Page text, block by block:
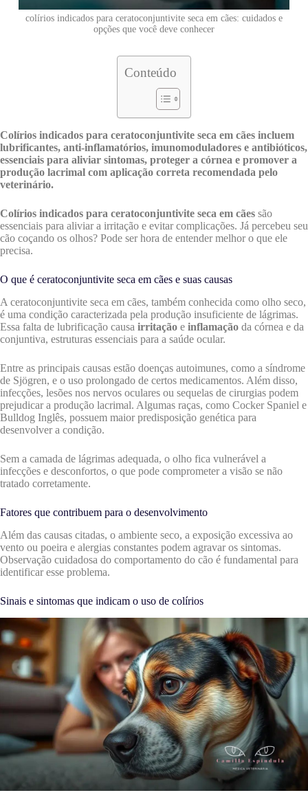
colírios indicados para ceratoconjuntivite seca em cães: cuidados e
opções que você deve conhecer
Conteúdo
Colírios indicados para ceratoconjuntivite seca em cães incluem
lubrificantes, anti-inflamatórios, imunomoduladores e antibióticos,
essenciais para aliviar sintomas, proteger a córnea e promover a
produção lacrimal com aplicação correta recomendada pelo
veterinário.
Colírios indicados para ceratoconjuntivite seca em cães são
essenciais para aliviar a irritação e evitar complicações. Já percebeu seu
cão coçando os olhos? Pode ser hora de entender melhor o que ele
precisa.
O que é ceratoconjuntivite seca em cães e suas causas
A ceratoconjuntivite seca em cães, também conhecida como olho seco,
é uma condição caracterizada pela produção insuficiente de lágrimas.
Essa falta de lubrificação causa irritação e inflamação da córnea e da
conjuntiva, estruturas essenciais para a saúde ocular.
Entre as principais causas estão doenças autoimunes, como a síndrome
de Sjögren, e o uso prolongado de certos medicamentos. Além disso,
infecções, lesões nos nervos oculares ou sequelas de cirurgias podem
prejudicar a produção lacrimal. Algumas raças, como Cocker Spaniel e
Bulldog Inglês, possuem maior predisposição genética para
desenvolver a condição.
Sem a camada de lágrimas adequada, o olho fica vulnerável a
infecções e desconfortos, o que pode comprometer a visão se não
tratado corretamente.
Fatores que contribuem para o desenvolvimento
Além das causas citadas, o ambiente seco, a exposição excessiva ao
vento ou poeira e alergias constantes podem agravar os sintomas.
Observação cuidadosa do comportamento do cão é fundamental para
identificar esse problema.
Sinais e sintomas que indicam o uso de colírios